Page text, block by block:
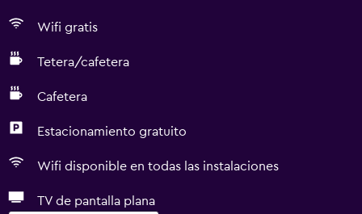
Wifi gratis
Tetera/cafetera
Cafetera
Estacionamiento gratuito
Wifi disponible en todas las instalaciones
TV de pantalla plana